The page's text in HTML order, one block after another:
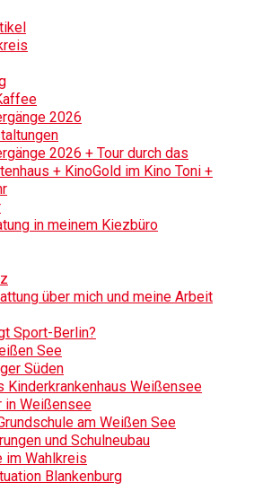
2026
2026 + Tour durch das
+ KinoGold im Kino Toni +
in meinem Kiezbüro
über mich und meine Arbeit
Sport-Berlin?
See
Süden
Kinderkrankenhaus Weißensee
in Weißensee
am Weißen See
und Schulneubau
im Wahlkreis
Blankenburg